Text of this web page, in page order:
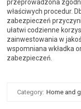
przeprowadzona
właściwych procedur.
zabezpieczeń
ułatwi codzienne
zainwestowania w
wspomniana wkładka
zabezpieczeń.
Category: Home and